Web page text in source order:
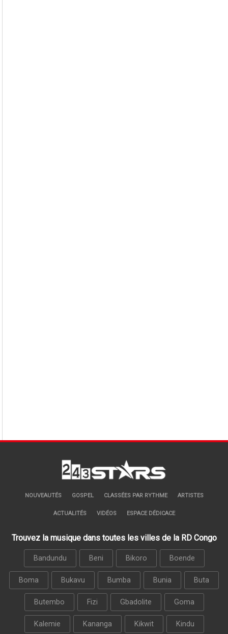
NOUVEAUTÉS GOSPEL CLASSÉES PAR RYTHME ARTISTES
ACTUALITÉS VIDÉOS ESPACE DÉDICACE
Trouvez la musique dans toutes les villes de la RD Congo
Bandundu Beni Bikoro Boende
Boma Bukavu Bumba Bunia Buta
Butembo Fizi Gbadolite Goma
Kalemie Kananga Kikwit Kindu